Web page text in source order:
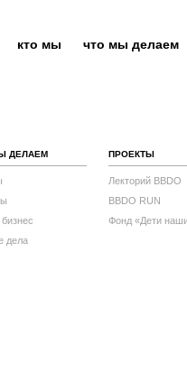
кто мы что мы делаем
ДЕЛАЕМ
дела
ПРОЕКТЫ
Лекторий BBDO
BBDO RUN
Фонд «Дети